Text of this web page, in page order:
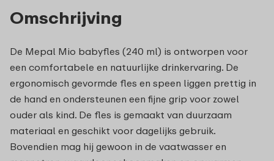
Omschrijving
De Mepal Mio babyfles (240 ml) is ontworpen voor
een comfortabele en natuurlijke drinkervaring. De
ergonomisch gevormde fles en speen liggen prettig in
de hand en ondersteunen een fijne grip voor zowel
ouder als kind. De fles is gemaakt van duurzaam
materiaal en geschikt voor dagelijks gebruik.
Bovendien mag hij gewoon in de vaatwasser en